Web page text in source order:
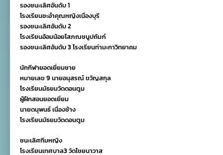
รองชนะเลิศอันดับ 1
โรงเรียนชะอำคุณหญิงเนื่องบุรี
รองชนะเลิศอันดับ 2
โรงเรียนอ้อมน้อยโสภณชนูปถัมภ์
รองชนะเลิศอันดับ 3 โรงเรียนท่ามะกาวิทยาคม
นักกีฬายอดเยี่ยมชาย
หมายเลข 9 นายอนุสรณ์ ขวัญสกุล
โรงเรียนมัธยมวัดดอนตูม
ผู้ฝึกสอนยอดเยี่ยม
นายดนุพนธ์ เนื่องช้าง
โรงเรียนมัธยมวัดดอนตูม
ชนะเลิศทีมหญิง
โรงเรียนเทศบาล3 วัดไชยนาวาส